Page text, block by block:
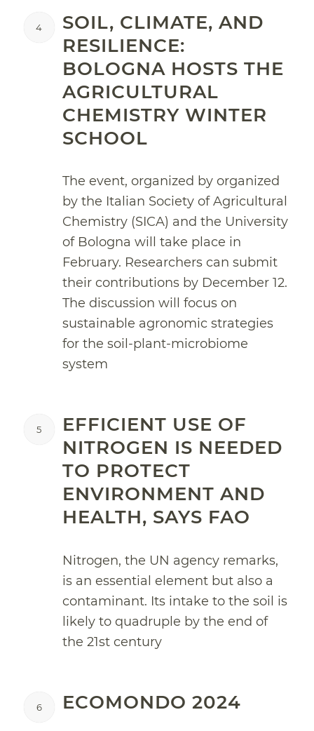
4
SOIL, CLIMATE, AND
RESILIENCE:
BOLOGNA HOSTS THE
AGRICULTURAL
CHEMISTRY WINTER
SCHOOL
The event, organized by organized
by the Italian Society of Agricultural
Chemistry (SICA) and the University
of Bologna will take place in
February. Researchers can submit
their contributions by December 12.
The discussion will focus on
sustainable agronomic strategies
for the soil-plant-microbiome
system
5
EFFICIENT USE OF
NITROGEN IS NEEDED
TO PROTECT
ENVIRONMENT AND
HEALTH, SAYS FAO
Nitrogen, the UN agency remarks,
is an essential element but also a
contaminant. Its intake to the soil is
likely to quadruple by the end of
the 21st century
6 ECOMONDO 2024